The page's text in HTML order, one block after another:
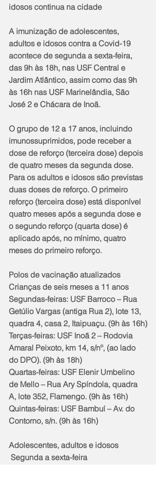
idosos continua na cidade
A imunização de adolescentes,
adultos e idosos contra a Covid-19
acontece de segunda a sexta-feira,
das 9h às 18h, nas USF Central e
Jardim Atlântico, assim como das 9h
às 16h nas USF Marinelândia, São
José 2 e Chácara de Inoã.
O grupo de 12 a 17 anos, incluindo
imunossuprimidos, pode receber a
dose de reforço (terceira dose) depois
de quatro meses da segunda dose.
Para os adultos e idosos são previstas
duas doses de reforço. O primeiro
reforço (terceira dose) está disponível
quatro meses após a segunda dose e
o segundo reforço (quarta dose) é
aplicado após, no mínimo, quatro
meses do primeiro reforço.
Polos de vacinação atualizados
Crianças de seis meses a 11 anos
Segundas-feiras: USF Barroco – Rua
Getúlio Vargas (antiga Rua 2), lote 13,
quadra 4, casa 2, Itaipuaçu. (9h às 16h)
Terças-feiras: USF Inoã 2 – Rodovia
Amaral Peixoto, km 14, s/nº, (ao lado
do DPO). (9h às 18h)
Quartas-feiras: USF Elenir Umbelino
de Mello – Rua Ary Spíndola, quadra
A, lote 352, Flamengo. (9h às 16h)
Quintas-feiras: USF Bambuí – Av. do
Contorno, s/n. (9h às 16h)
Adolescentes, adultos e idosos
Segunda a sexta-feira